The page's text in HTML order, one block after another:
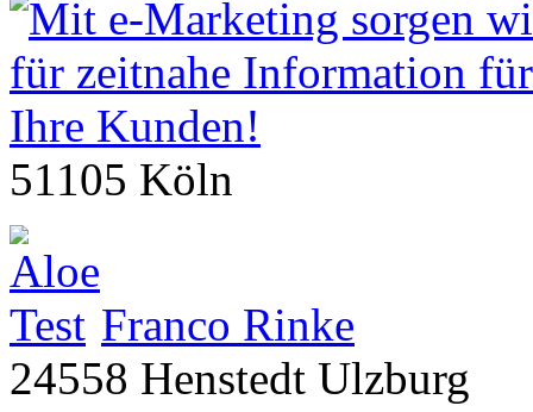
51105 Köln
Franco Rinke
24558 Henstedt Ulzburg